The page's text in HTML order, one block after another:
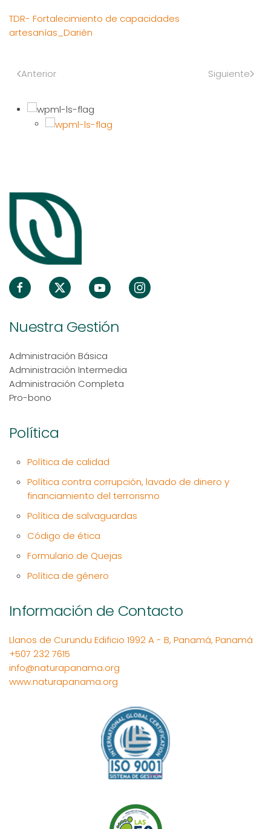
TDR- Fortalecimiento de capacidades
artesanías_Darién
Anterior Siguiente
Nuestra Gestión
Administración Básica
Administración Intermedia
Administración Completa
Pro-bono
Política
Política de calidad
Política contra corrupción, lavado de dinero y
financiamiento del terrorismo
Política de salvaguardas
Código de ética
Formulario de Quejas
Política de género
Información de Contacto
Llanos de Curundu Edificio 1992 A - B, Panamá, Panamá
+507 232 7615
info@naturapanama.org
www.naturapanama.org